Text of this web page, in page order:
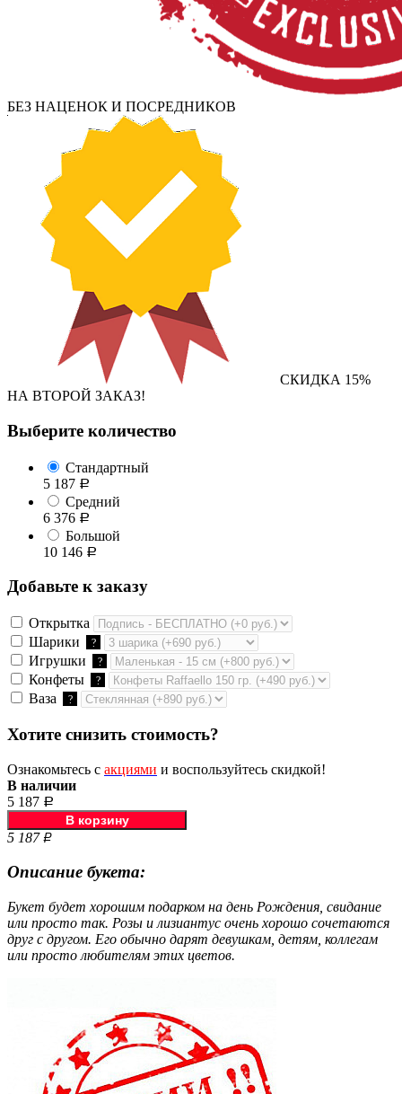
БЕЗ НАЦЕНОК И ПОСРЕДНИКОВ
СКИДКА 15%
НА ВТОРОЙ ЗАКАЗ!
Выберите количество
Стандартный
5 187 Р
Средний
6 376 Р
Большой
10 146 Р
Добавьте к заказу
Открытка
Шарики
?
Игрушки ?
Конфеты ?
Ваза ?
Хотите снизить стоимость?
Ознакомьтесь с акциями и воспользуйтесь скидкой!
В наличии
5 187 Р
5 187 Р
Описание букета:
Букет будет хорошим подарком на день Рождения, свидание
или просто так. Розы и лизиантус очень хорошо сочетаются
друг с другом. Его обычно дарят девушкам, детям, коллегам
или просто любителям этих цветов.